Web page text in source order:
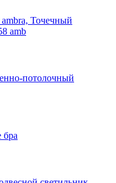
Точечный
amb
потолочный
бра